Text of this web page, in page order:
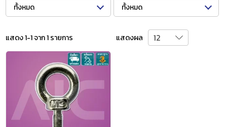
ทั้งหมด ทั้งหมด
แสดง 1-1 จาก 1 รายการ แสดงผล